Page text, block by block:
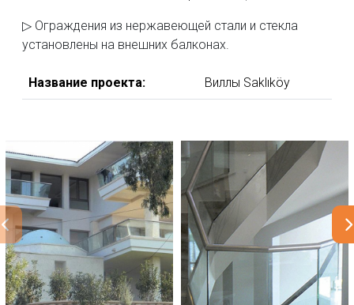
▷ Ограждения из нержавеющей стали и стекла
установлены на внешних балконах.
Название проекта: Виллы Saklıköy